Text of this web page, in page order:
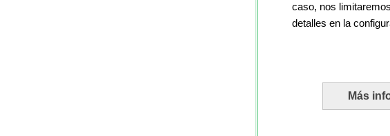
caso, nos
detalles en la
Más